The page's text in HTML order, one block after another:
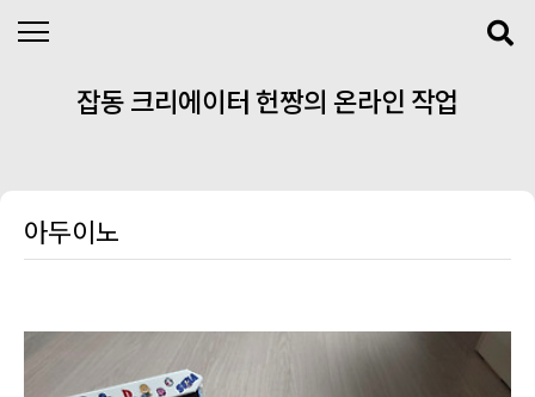
잡동 크리에이터 헌짱의 온라인 작업
아두이노